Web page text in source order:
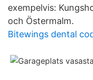
exempelvis:
och Östermalm.
Bitewings dental